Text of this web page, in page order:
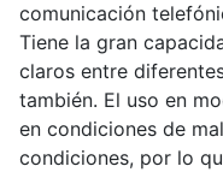
comunicación
Tiene la gran
claros entre
también. El uso en
en condiciones de
condiciones, por lo